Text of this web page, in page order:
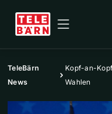
TeleBärn
News
Kopf-an-
Wahlen